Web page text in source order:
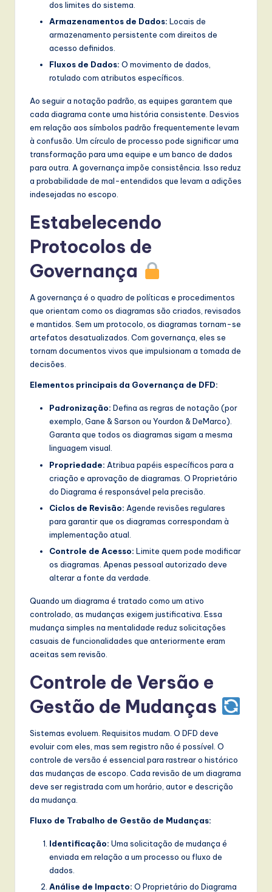
dos limites do sistema.
Armazenamentos de Dados: Locais de
armazenamento persistente com direitos de
acesso definidos.
Fluxos de Dados: O movimento de dados,
rotulado com atributos específicos.
Ao seguir a notação padrão, as equipes garantem que
cada diagrama conte uma história consistente. Desvios
em relação aos símbolos padrão frequentemente levam
à confusão. Um círculo de processo pode significar uma
transformação para uma equipe e um banco de dados
para outra. A governança impõe consistência. Isso reduz
a probabilidade de mal-entendidos que levam a adições
indesejadas no escopo.
Estabelecendo
Protocolos de
Governança
A governança é o quadro de políticas e procedimentos
que orientam como os diagramas são criados, revisados
e mantidos. Sem um protocolo, os diagramas tornam-se
artefatos desatualizados. Com governança, eles se
tornam documentos vivos que impulsionam a tomada de
decisões.
Elementos principais da Governança de DFD:
Padronização: Defina as regras de notação (por
exemplo, Gane & Sarson ou Yourdon & DeMarco).
Garanta que todos os diagramas sigam a mesma
linguagem visual.
Propriedade: Atribua papéis específicos para a
criação e aprovação de diagramas. O Proprietário
do Diagrama é responsável pela precisão.
Ciclos de Revisão: Agende revisões regulares
para garantir que os diagramas correspondam à
implementação atual.
Controle de Acesso: Limite quem pode modificar
os diagramas. Apenas pessoal autorizado deve
alterar a fonte da verdade.
Quando um diagrama é tratado como um ativo
controlado, as mudanças exigem justificativa. Essa
mudança simples na mentalidade reduz solicitações
casuais de funcionalidades que anteriormente eram
aceitas sem revisão.
Controle de Versão e
Gestão de Mudanças
Sistemas evoluem. Requisitos mudam. O DFD deve
evoluir com eles, mas sem registro não é possível. O
controle de versão é essencial para rastrear o histórico
das mudanças de escopo. Cada revisão de um diagrama
deve ser registrada com um horário, autor e descrição
da mudança.
Fluxo de Trabalho de Gestão de Mudanças:
Identificação: Uma solicitação de mudança é
enviada em relação a um processo ou fluxo de
dados.
Análise de Impacto: O Proprietário do Diagrama